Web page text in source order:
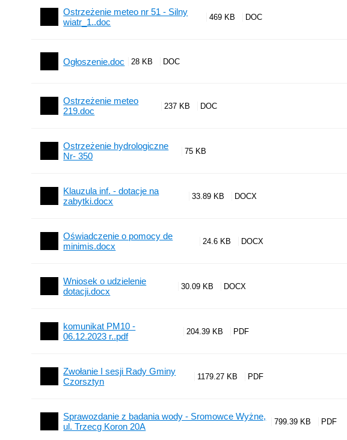
Ostrzeżenie meteo nr 51 - Silny
wiatr_1..doc
469 KB
Ogłoszenie.doc 28 KB
Ostrzeżenie meteo
219.doc
237 KB
Ostrzeżenie hydrologiczne
Nr- 350
75 KB
Klauzula inf. - dotacje na
zabytki.docx
33.89 KB
Oświadczenie o pomocy de
minimis.docx
24.6 KB
Wniosek o udzielenie
dotacji.docx
30.09 KB
komunikat PM10 -
06.12.2023 r..pdf
204.39 KB
Zwołanie I sesji Rady Gminy
Czorsztyn
1179.27 KB
Sprawozdanie z badania wody - Sromowce Wyżne,
ul. Trzecg Koron 20A
799.39 KB